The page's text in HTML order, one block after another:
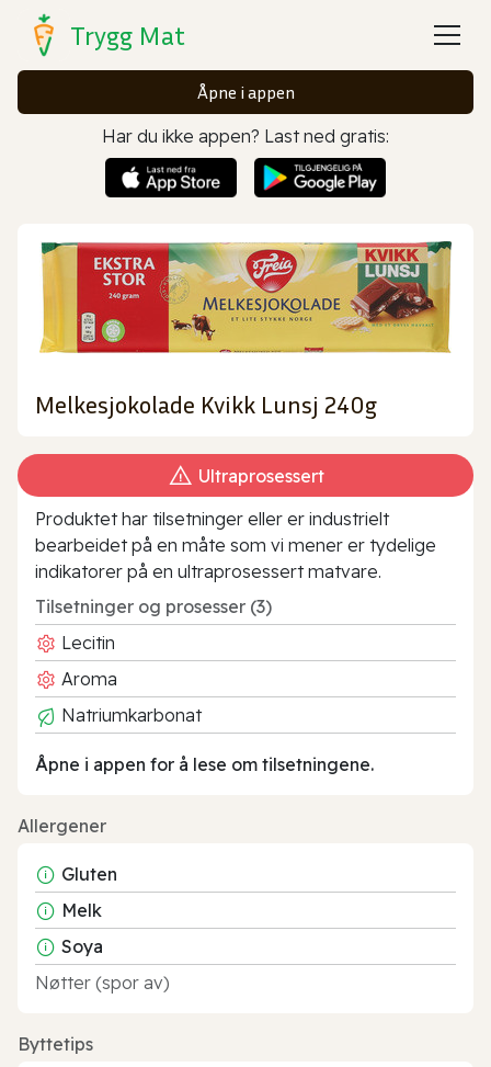
Trygg Mat
Åpne i appen
Har du ikke appen? Last ned gratis:
Melkesjokolade Kvikk Lunsj 240g
Ultraprosessert
Produktet har tilsetninger eller er industrielt
bearbeidet på en måte som vi mener er tydelige
indikatorer på en ultraprosessert matvare.
Tilsetninger og prosesser (3)
Lecitin
Aroma
Natriumkarbonat
Åpne i appen for å lese om tilsetningene.
Allergener
Gluten
Melk
Soya
Nøtter (spor av)
Byttetips